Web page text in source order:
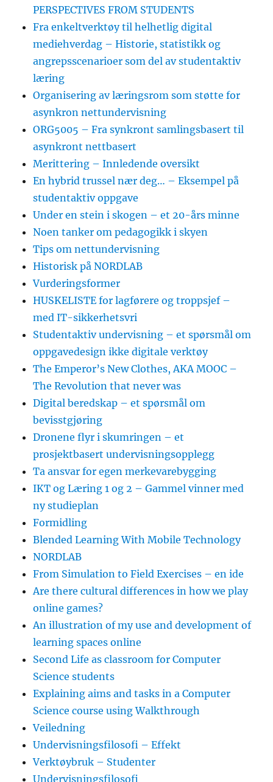
PERSPECTIVES FROM STUDENTS
Fra enkeltverktøy til helhetlig digital
mediehverdag – Historie, statistikk og
angrepsscenarioer som del av studentaktiv
læring
Organisering av læringsrom som støtte for
asynkron nettundervisning
ORG5005 – Fra synkront samlingsbasert til
asynkront nettbasert
Merittering – Innledende oversikt
En hybrid trussel nær deg… – Eksempel på
studentaktiv oppgave
Under en stein i skogen – et 20-års minne
Noen tanker om pedagogikk i skyen
Tips om nettundervisning
Historisk på NORDLAB
Vurderingsformer
HUSKELISTE for lagførere og troppsjef –
med IT-sikkerhetsvri
Studentaktiv undervisning – et spørsmål om
oppgavedesign ikke digitale verktøy
The Emperor’s New Clothes, AKA MOOC –
The Revolution that never was
Digital beredskap – et spørsmål om
bevisstgjøring
Dronene flyr i skumringen – et
prosjektbasert undervisningsopplegg
Ta ansvar for egen merkevarebygging
IKT og Læring 1 og 2 – Gammel vinner med
ny studieplan
Formidling
Blended Learning With Mobile Technology
NORDLAB
From Simulation to Field Exercises – en ide
Are there cultural differences in how we play
online games?
An illustration of my use and development of
learning spaces online
Second Life as classroom for Computer
Science students
Explaining aims and tasks in a Computer
Science course using Walkthrough
Veiledning
Undervisningsfilosofi – Effekt
Verktøybruk – Studenter
Undervisningsfilosofi